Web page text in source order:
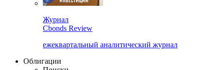
Журнал
Cbonds Review
ежеквартальный аналитический журнал
Облигации